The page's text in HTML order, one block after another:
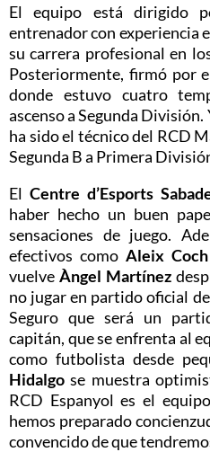
El equipo está dirigido
entrenador con experiencia
su carrera profesional en
Posteriormente, firmó por
donde estuvo cuatro
ascenso a Segunda
ha sido el técnico del RCD
Segunda B a Primera
ElCentre d’Esports
haber hecho un buen
sensaciones de juego.
efectivos como Aleix Coch
vuelveÀngel Martínez
no jugar en partido oficial
Seguro que será un
capitán, que se enfrenta al
como futbolista desde
Hidalgo se muestra
RCD Espanyol es el
hemos preparado
convencido de que